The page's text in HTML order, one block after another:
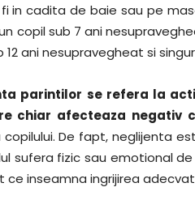
in cadita de baie sau pe
copil sub 7 ani
12 ani nesupravegheat si
parintilor se refera la
chiar afecteaza negativ
De fapt, neglijenta
sufera fizic sau emotional
inseamna ingrijirea